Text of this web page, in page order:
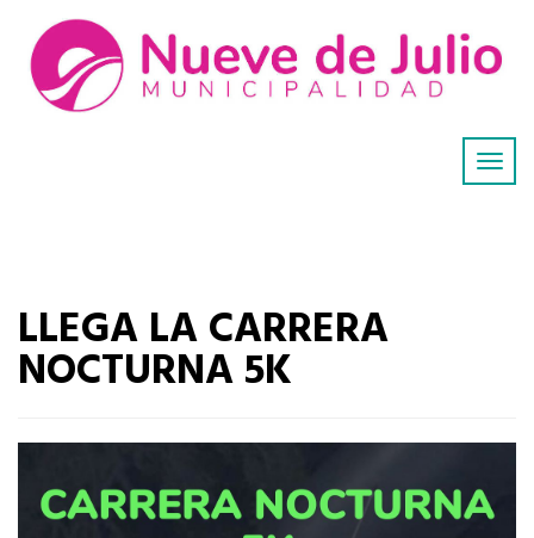
LLEGA LA CARRERA
NOCTURNA 5K